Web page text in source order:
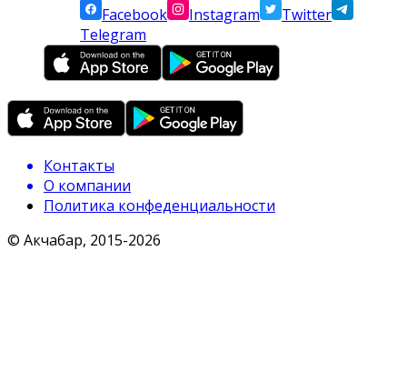
Facebook
Instagram
Twitter
Telegram
Контакты
О компании
Политика конфеденциальности
© Акчабар, 2015-2026